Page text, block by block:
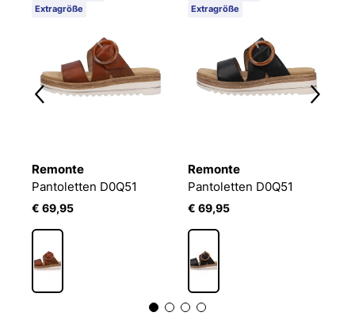
Extragröße
Remonte
Pantoletten D0Q51
€ 69,95
Extragröße
Remonte
Pantoletten D0Q51
€ 69,95